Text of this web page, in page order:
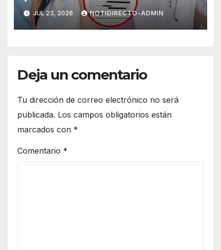
CdMx por vîolêncîa mediática
y psicológica de Masad
Altamimi, integrante de La
JUL 23, 2026 NOTIDIRECTO-ADMIN
Deja un comentario
Tu dirección de correo electrónico no será
publicada. Los campos obligatorios están
marcados con *
Comentario *